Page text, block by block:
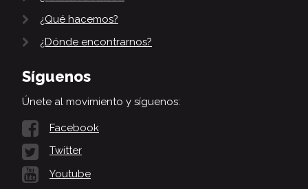
¿Qué hacemos?
¿Dónde encontrarnos?
Síguenos
Únete al movimiento y síguenos:
Facebook
Twitter
Youtube